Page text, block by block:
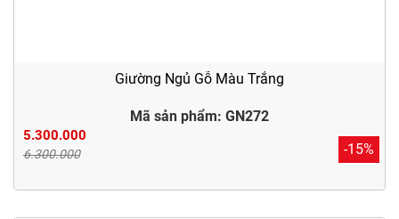
Giường Ngủ Gỗ Màu Trắng
Mã sản phẩm: GN272
5.300.000
6.300.000 -15%